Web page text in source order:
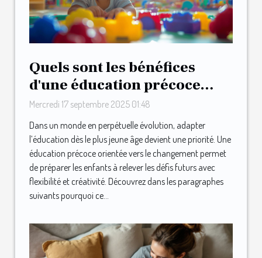
Quels sont les bénéfices
d'une éducation précoce
orientée vers le changement
?
Mercredi 17 septembre 2025 01:48
Dans un monde en perpétuelle évolution, adapter
l’éducation dès le plus jeune âge devient une priorité. Une
éducation précoce orientée vers le changement permet
de préparer les enfants à relever les défis futurs avec
flexibilité et créativité. Découvrez dans les paragraphes
suivants pourquoi ce...